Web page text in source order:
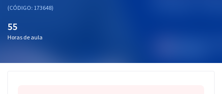
(CÓDIGO: 173648)
55
Horas de aula